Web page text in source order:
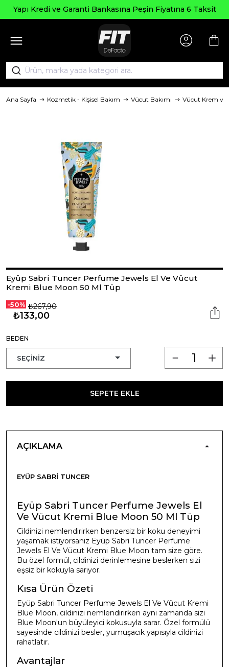
Kredi ve Garanti Bankasına Peşin Fiyatına 6 Taksit
Ana Sayfa Kozmetik - Kişisel Bakım Vücut Bakımı Vücut Krem ve
Eyüp Sabri Tuncer Perfume Jewels El Ve Vücut
Kremi Blue Moon 50 Ml Tüp
-50% ₺267,90
₺133,00
BEDEN
SEPETE EKLE
AÇIKLAMA
EYÜP SABRI TUNCER
Eyüp Sabri Tuncer Perfume Jewels El
Ve Vücut Kremi Blue Moon 50 Ml Tüp
Cildinizi nemlendirirken benzersiz bir koku deneyimi
yaşamak istiyorsanız Eyüp Sabri Tuncer Perfume
Jewels El Ve Vücut Kremi Blue Moon tam size göre.
Bu özel formül, cildinizi derinlemesine beslerken sizi
eşsiz bir kokuyla sarıyor.
Kısa Ürün Özeti
Eyüp Sabri Tuncer Perfume Jewels El Ve Vücut Kremi
Blue Moon, cildinizi nemlendirirken aynı zamanda sizi
Blue Moon'un büyüleyici kokusuyla sarar. Özel formülü
sayesinde cildinizi besler, yumuşacık yapısıyla cildinizi
rahatlatır.
Avantajlar